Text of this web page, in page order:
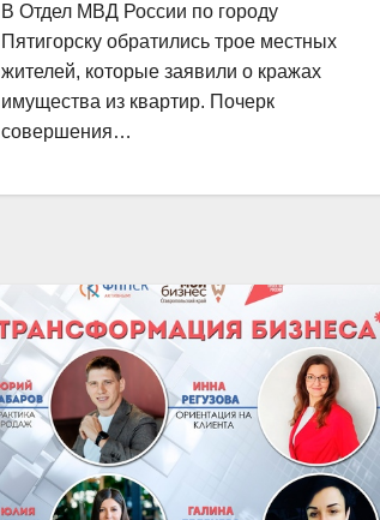
Пятигорске
В Отдел МВД России по городу
Пятигорску обратились трое местных
жителей, которые заявили о кражах
имущества из квартир. Почерк
совершения…